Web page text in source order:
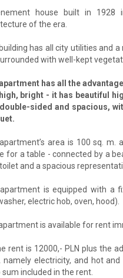
house built in 1928
of the era.
has all city utilities and
with well-kept
has all the
bright - it has beautiful
sided and spacious,
area is 100 sq. m.
for a table - connected by a
and a spacious
is equipped with a
electric hob, oven, hood).
is available for rent
rent is 12000,- PLN plus the
namely electricity, and hot
sum included in the rent.